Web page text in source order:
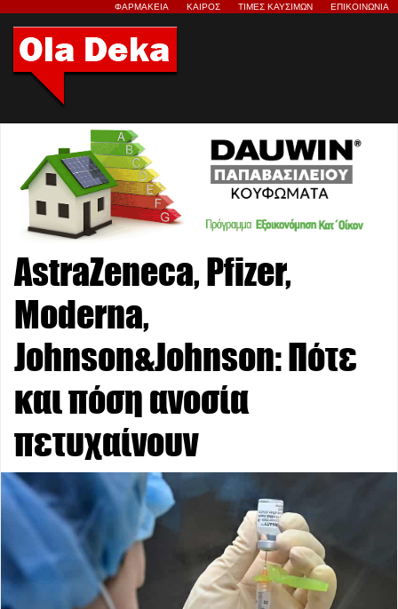
ΦΑΡΜΑΚΕΙΑ ΚΑΙΡΟΣ ΤΙΜΕΣ ΚΑΥΣΙΜΩΝ ΕΠΙΚΟΙΝΩΝΙΑ
AstraZeneca, Pfizer,
Moderna,
Johnson&Johnson: Πότε
και πόση ανοσία
πετυχαίνουν